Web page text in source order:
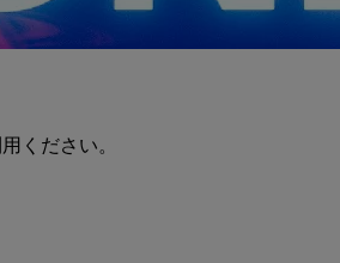
ください。